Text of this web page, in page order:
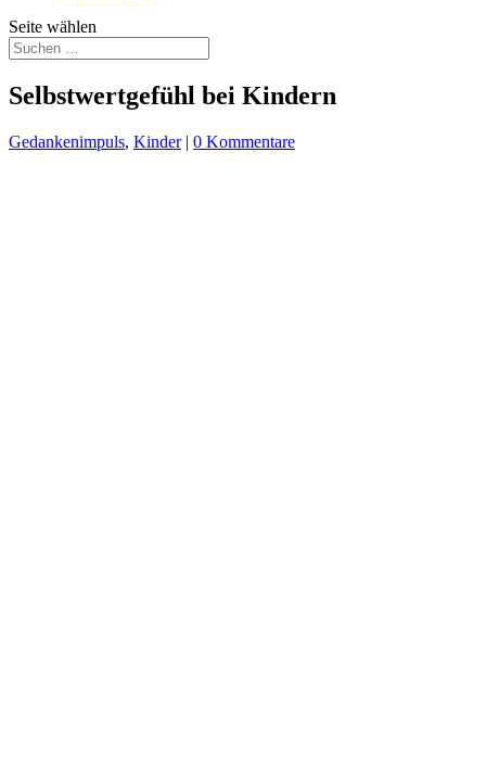
Seite wählen
Selbstwertgefühl bei Kindern
Gedankenimpuls, Kinder| 0 Kommentare